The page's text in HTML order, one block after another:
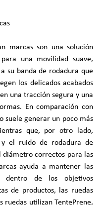
marcas son una solución
una movilidad suave,
su banda de rodadura que
los delicados acabados
una tracción segura y una
En comparación con
suele generar un poco más
que, por otro lado,
el ruido de rodadura de
correctos para las
ayuda a mantener las
dentro de los objetivos
de productos, las ruedas
ruedas utilizan TentePrene,